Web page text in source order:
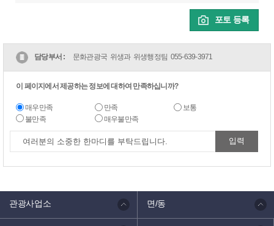
포토 등록
담당부서 : 문화관광국 위생과 위생행정팀 055-639-3971
이 페이지에서 제공하는 정보에 대하여 만족하십니까?
매우만족 만족
보통
불만족
매우불만족
관광사업소 면/동